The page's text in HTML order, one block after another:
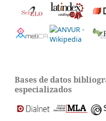
Bases de datos
especializados